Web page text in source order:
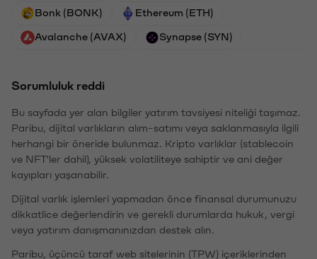
Bonk (BONK) Ethereum (ETH)
Avalanche (AVAX) Synapse (SYN)
Sorumluluk reddi
Bu sayfada yer alan bilgiler yatırım tavsiyesi niteliği taşımaz.
Paribu, dijital varlıkların alım-satımı veya saklanmasıyla ilgili
herhangi bir öneride bulunmaz. Kripto varlıklar (stablecoin
ve NFT'ler dahil), yüksek volatiliteye sahiptir ve ani değer
kayıpları yaşanabilir.
Dijital varlık işlemleri yapmadan önce finansal durumunuzu
dikkatlice değerlendirin ve gerekli durumlarda hukuk, vergi
veya yatırım danışmanınızdan destek alın.
Paribu, üçüncü taraf web sitelerinin (TPW) içeriklerinden